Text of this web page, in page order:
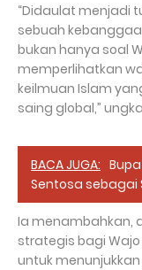
“Didaulat menjadi
sebuah
bukan hanya soal
memperlihatkan
keilmuan Islam
saing global,”
BACA JUGA:
Sentosa sebagai
Ia menambahkan,
strategis bagi
untuk